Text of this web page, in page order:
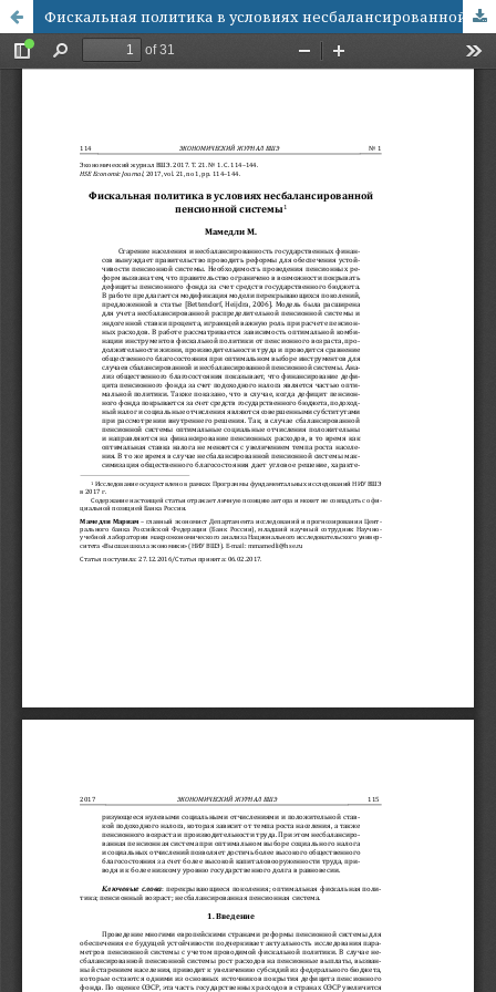
Фискальная политика в условиях несбалансированной пенсионной системы